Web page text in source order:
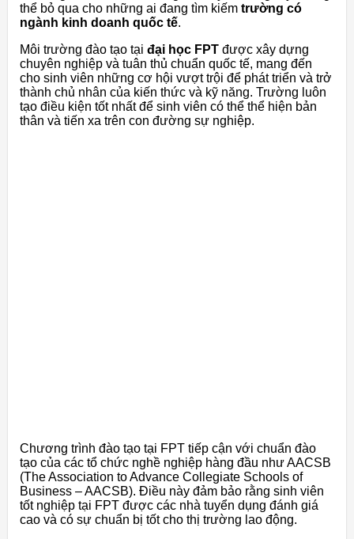
thể bỏ qua cho những ai đang tìm kiếm trường có
ngành kinh doanh quốc tế.
Môi trường đào tạo tại đại học FPT được xây dựng
chuyên nghiệp và tuân thủ chuẩn quốc tế, mang đến
cho sinh viên những cơ hội vượt trội để phát triển và trở
thành chủ nhân của kiến thức và kỹ năng. Trường luôn
tạo điều kiện tốt nhất để sinh viên có thể thể hiện bản
thân và tiến xa trên con đường sự nghiệp.
Chương trình đào tạo tại FPT tiếp cận với chuẩn đào
tạo của các tổ chức nghề nghiệp hàng đầu như AACSB
(The Association to Advance Collegiate Schools of
Business – AACSB). Điều này đảm bảo rằng sinh viên
tốt nghiệp tại FPT được các nhà tuyển dụng đánh giá
cao và có sự chuẩn bị tốt cho thị trường lao động.